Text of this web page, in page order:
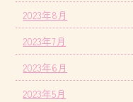
2023年8月
2023年7月
2023年6月
2023年5月